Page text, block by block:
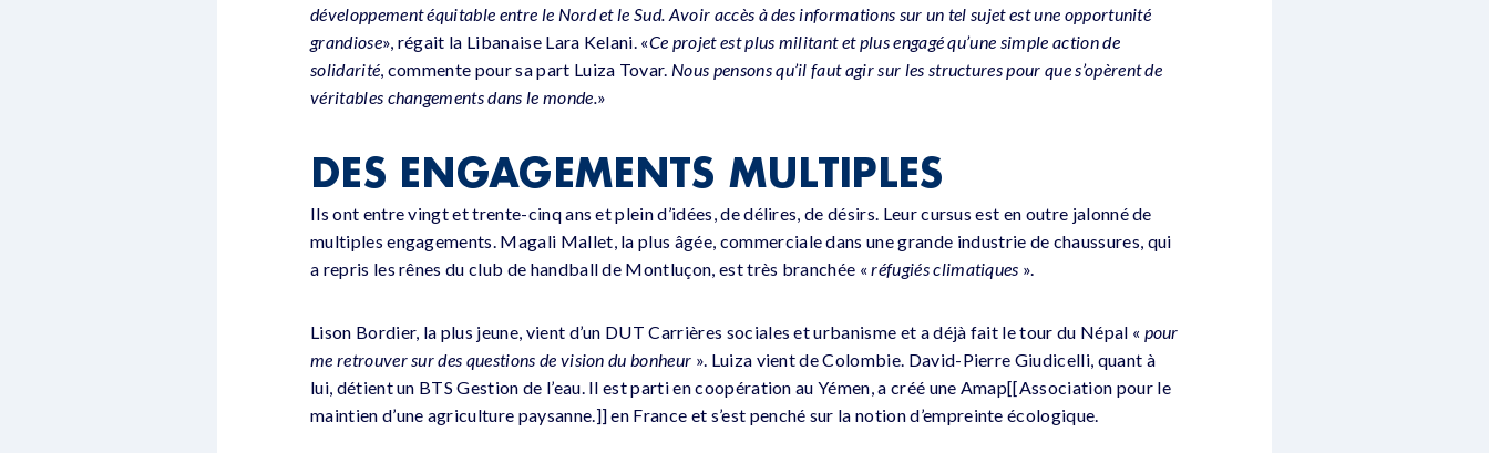
développement équitable entre le Nord et le Sud. Avoir accès à des informations sur un tel sujet est une opportunité
grandiose», régait la Libanaise Lara Kelani. «Ce projet est plus militant et plus engagé qu’une simple action de
solidarité, commente pour sa part Luiza Tovar. Nous pensons qu’il faut agir sur les structures pour que s’opèrent de
véritables changements dans le monde.»
DES ENGAGEMENTS MULTIPLES
Ils ont entre vingt et trente-cinq ans et plein d’idées, de délires, de désirs. Leur cursus est en outre jalonné de
multiples engagements. Magali Mallet, la plus âgée, commerciale dans une grande industrie de chaussures, qui
a repris les rênes du club de handball de Montluçon, est très branchée «réfugiés climatiques ».
Lison Bordier, la plus jeune, vient d’un DUT Carrières sociales et urbanisme et a déjà fait le tour du Népal « pour
me retrouver sur des questions de vision du bonheur ». Luiza vient de Colombie. David-Pierre Giudicelli, quant à
lui, détient un BTS Gestion de l’eau. Il est parti en coopération au Yémen, a créé une Amap[[Association pour le
maintien d’une agriculture paysanne.]] en France et s’est penché sur la notion d’empreinte écologique.